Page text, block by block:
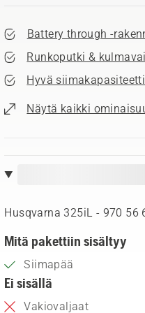
Battery through -
Runkoputki &
Hyvä siimakapasiteetti
Näytä kaikki
Husqvarna 325iL - 970 56
Mitä pakettiin sisältyy
Siimapää
Ei sisällä
Vakiovaljaat